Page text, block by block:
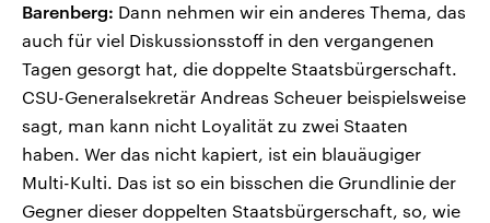
Barenberg: Dann nehmen wir ein anderes Thema, das
auch für viel Diskussionsstoff in den vergangenen
Tagen gesorgt hat, die doppelte Staatsbürgerschaft.
CSU-Generalsekretär Andreas Scheuer beispielsweise
sagt, man kann nicht Loyalität zu zwei Staaten
haben. Wer das nicht kapiert, ist ein blauäugiger
Multi-Kulti. Das ist so ein bisschen die Grundlinie der
Gegner dieser doppelten Staatsbürgerschaft, so, wie